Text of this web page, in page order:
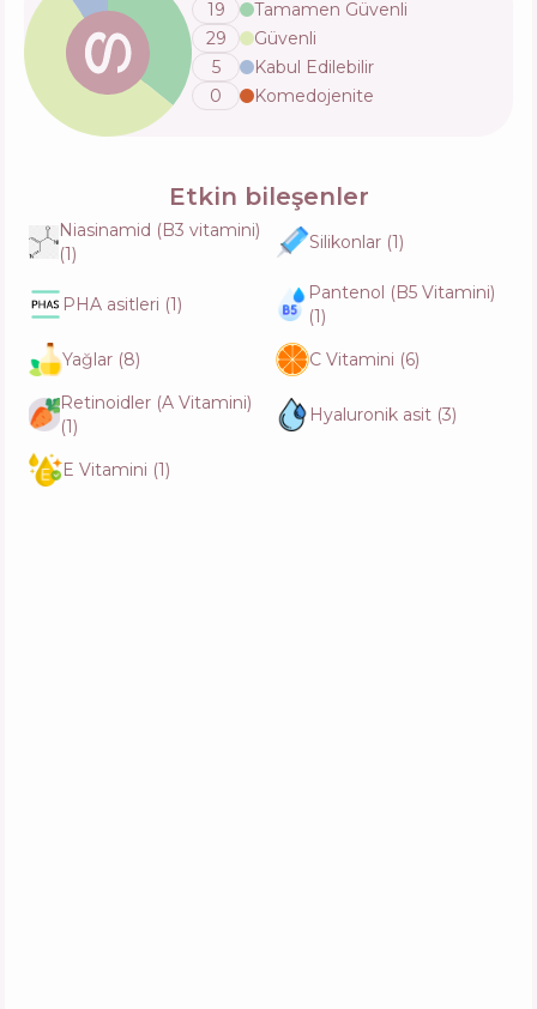
Medik8 Clarity Peptides
İçerik
Aktifler
Fonksiyonlar
Celimax Pore+Dark Spot Brightening Serum
Aktifler
Fonksiyonlar
Dr. Ceuracle PLC Vita K Liposome Oil
Ampoule
İçerik
Fonksiyonlar
Skin627 Vitamin with Niacinamide Facial
19
Tamamen Güvenli
29
Güvenli
5
Kabul Edilebilir
0
Komedojenite
Etkin bileşenler
Niasinamid (B3 vitamini)
(1)
Silikonlar (1)
PHA asitleri (1)
Pantenol (B5 Vitamini)
(1)
Yağlar (8) C Vitamini (6)
Retinoidler (A Vitamini)
(1)
Hyaluronik asit (3)
E Vitamini (1)